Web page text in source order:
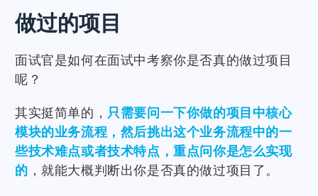
做过的项目
面试官是如何在面试中考察你是否真的做过项目
呢？
其实挺简单的， 只需要问一下你做的项目中核心
模块的业务流程，然后挑出这个业务流程中的一
些技术难点或者技术特点，重点问你是怎么实现
的 ，就能大概判断出你是否真的做过项目了。